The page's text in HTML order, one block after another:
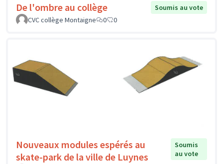
De l'ombre au collège
Soumis au vote
CVC collège Montaigne
0 0
Nouveaux modules espérés au
skate-park de la ville de Luynes
Soumis
au vote